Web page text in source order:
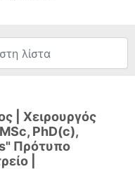
| Χειρουργός
PhD(c),
Πρότυπο
|